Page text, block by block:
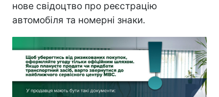
нове свідоцтво про реєстрацію
автомобіля та номерні знаки.